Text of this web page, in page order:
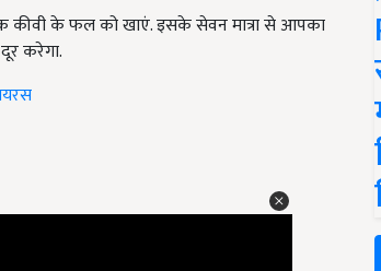
कीवी के फल को खाएं. इसके सेवन मात्रा से आपका
करेगा.